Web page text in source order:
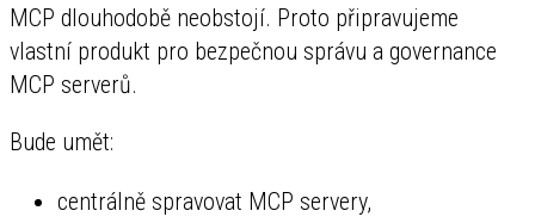
MCP dlouhodobě neobstojí. Proto připravujeme
vlastní produkt pro bezpečnou správu a governance
MCP serverů.
Bude umět:
centrálně spravovat MCP servery,